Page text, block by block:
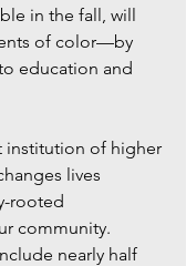
in the fall, will
of color—by
education and
institution of higher
lives
rooted
community.
nearly half